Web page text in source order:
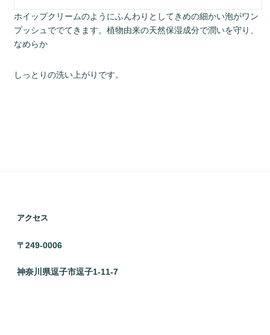
ホイップクリームのようにふんわりとしてきめの細かい泡がワン
プッシュででてきます。植物由来の天然保湿成分で潤いを守り、
なめらか
しっとりの洗い上がりです。
アクセス
〒249-0006
神奈川県逗子市逗子1-11-7